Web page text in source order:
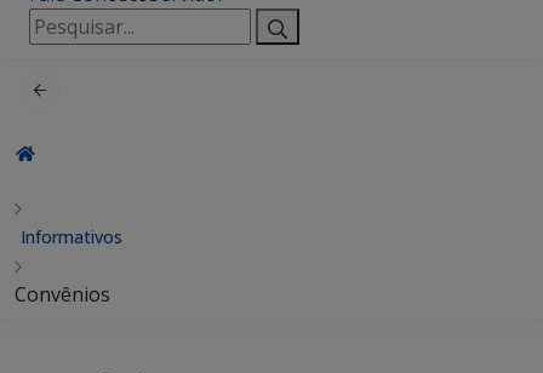
Pesquisar
por:
Informativos
Convênios